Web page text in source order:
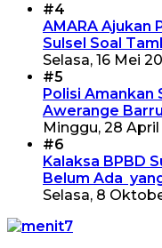
#4
AMARA Ajukan
Sulsel Soal
Selasa, 16 Mei
#5
Polisi Amankan
Awerange Barru
Minggu, 28
#6
Kalaksa BPBD
Belum Ada
Selasa, 8